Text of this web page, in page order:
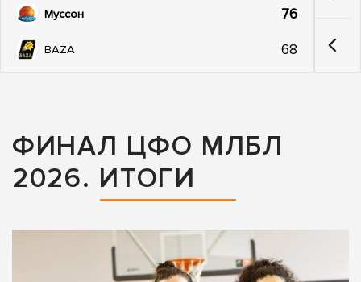
Муссон 76
BAZA 68
ФИНАЛ ЦФО МЛБЛ
2026. ИТОГИ